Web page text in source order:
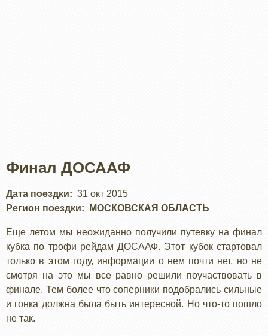
Финал ДОСААФ
Дата поездки
31 окт 2015
Регион поездки
МОСКОВСКАЯ ОБЛАСТЬ
Еще летом мы неожиданно получили путевку на финал
кубка по трофи рейдам ДОСААФ. Этот кубок стартовал
только в этом году, информации о нем почти нет, но не
смотря на это мы все равно решили поучаствовать в
финале. Тем более что соперники подобрались сильные
и гонка должна была быть интересной. Но что-то пошло
не так.